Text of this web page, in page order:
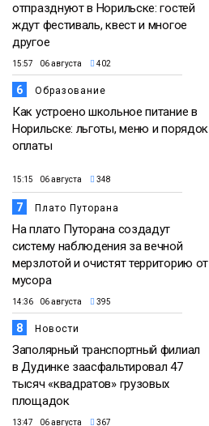
отпразднуют в Норильске: гостей
ждут фестиваль, квест и многое
другое
15:57 06 августа 402
6 Образование
Как устроено школьное питание в
Норильске: льготы, меню и порядок
оплаты
15:15 06 августа 348
7 Плато Путорана
На плато Путорана создадут
систему наблюдения за вечной
мерзлотой и очистят территорию от
мусора
14:36 06 августа 395
8 Новости
Заполярный транспортный филиал
в Дудинке заасфальтировал 47
тысяч «квадратов» грузовых
площадок
13:47 06 августа 367